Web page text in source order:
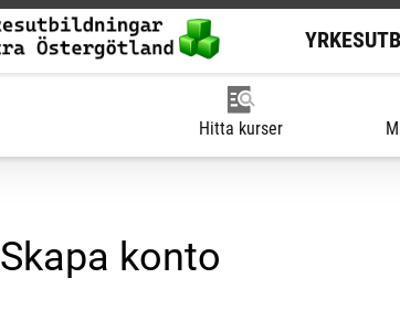
Hitta kurser
Skapa konto